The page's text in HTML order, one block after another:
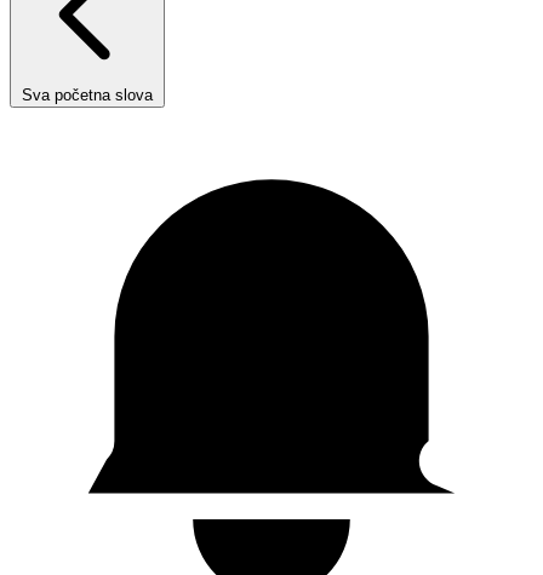
Sva početna slova